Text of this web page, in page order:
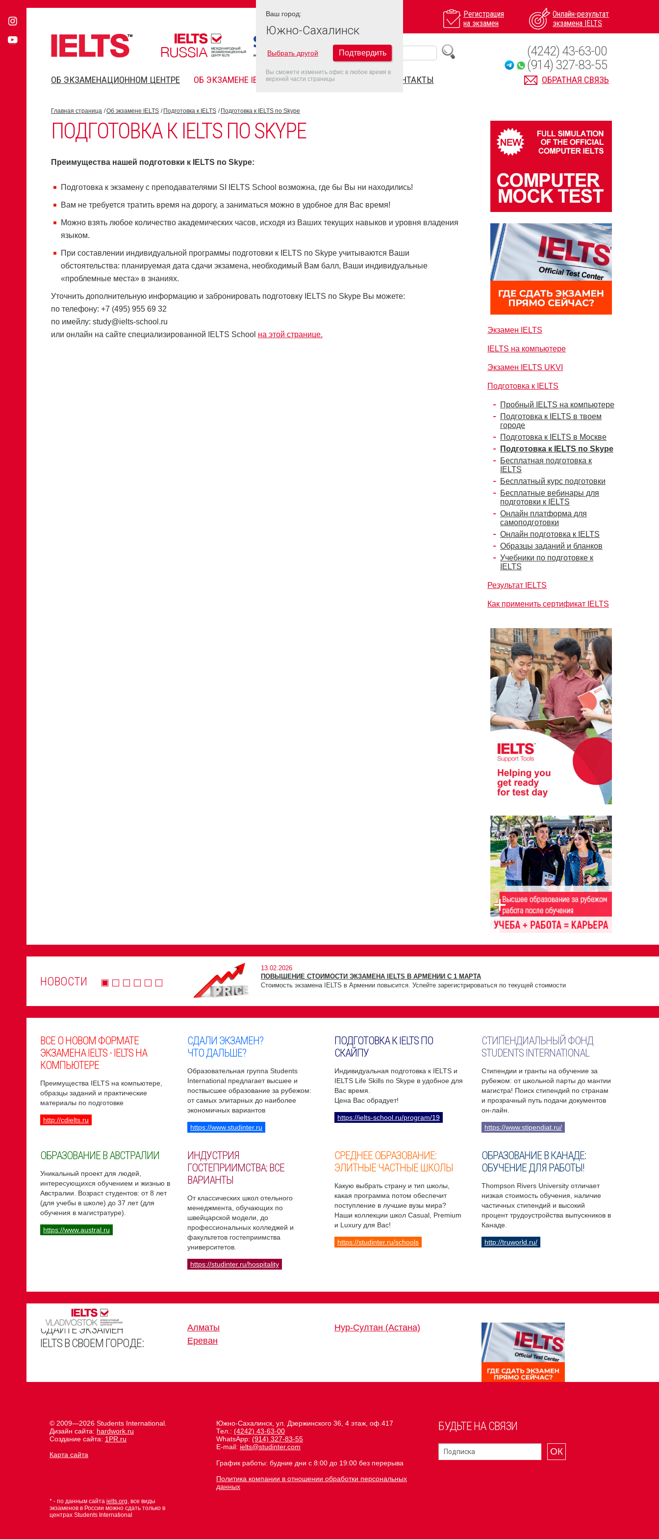
Регистрация
на экзамен
Онлайн-результат
экзамена IELTS
ОБ ЭКЗАМЕНАЦИОННОМ ЦЕНТРЕ ОБ ЭКЗАМЕНЕ IELTS FAQ ДАТЫ IELTS 2022 КОНТАКТЫ ОБРАТНАЯ СВЯЗЬ
(4242) 43-63-00
(914) 327-83-55
Главная страница Об экзамене IELTS Подготовка к IELTS Подготовка к IELTS по Skype
ПОДГОТОВКА К IELTS ПО SKYPE
Преимущества нашей подготовки к IELTS по Skype:
Подготовка к экзамену с преподавателями SI IELTS School возможна, где бы Вы ни находились!
Вам не требуется тратить время на дорогу, а заниматься можно в удобное для Вас время!
Можно взять любое количество академических часов, исходя из Ваших текущих навыков и уровня владения
языком.
При составлении индивидуальной программы подготовки к IELTS по Skype учитываются Ваши
обстоятельства: планируемая дата сдачи экзамена, необходимый Вам балл, Ваши индивидуальные
«проблемные места» в знаниях.
Уточнить дополнительную информацию и забронировать подготовку IELTS по Skype Вы можете:
по телефону: +7 (495) 955 69 32
по имейлу: study@ielts-school.ru
или онлайн на сайте специализированной IELTS School на этой странице.
Экзамен IELTS
IELTS на компьютере
Экзамен IELTS UKVI
Подготовка к IELTS
Пробный IELTS на компьютере
Подготовка к IELTS в твоем
городе
Подготовка к IELTS в Москве
Подготовка к IELTS по Skype
Бесплатная подготовка к
IELTS
Бесплатный курс подготовки
Бесплатные вебинары для
подготовки к IELTS
Онлайн платформа для
самоподготовки
Онлайн подготовка к IELTS
Образцы заданий и бланков
Учебники по подготовке к
IELTS
Результат IELTS
Как применить сертификат IELTS
НОВОСТИ
13.02.2026
ПОВЫШЕНИЕ СТОИМОСТИ ЭКЗАМЕНА IELTS В АРМЕНИИ С 1 МАРТА
Стоимость экзамена IELTS в Армении повысится. Успейте зарегистрироваться по текущей стоимости
ВСЕ О НОВОМ ФОРМАТЕ
ЭКЗАМЕНА IELTS - IELTS НА
КОМПЬЮТЕРЕ
Преимущества IELTS на компьютере,
образцы заданий и практические
материалы по подготовке
http://cdielts.ru
СДАЛИ ЭКЗАМЕН?
ЧТО ДАЛЬШЕ?
Образовательная группа Students
International предлагает высшее и
поствысшее образование за рубежом:
от самых элитарных до наиболее
экономичных вариантов
https://www.studinter.ru
ПОДГОТОВКА К IELTS ПО
СКАЙПУ
Индивидуальная подготовка к IELTS и
IELTS Life Skills по Skype в удобное для
Вас время.
Цена Вас обрадует!
https://ielts-school.ru/program/19
СТИПЕНДИАЛЬНЫЙ ФОНД
STUDENTS INTERNATIONAL
Стипендии и гранты на обучение за
рубежом: от школьной парты до мантии
магистра! Поиск стипендий по странам
и прозрачный путь подачи документов
он-лайн.
https://www.stipendiat.ru/
ОБРАЗОВАНИЕ В АВСТРАЛИИ
Уникальный проект для людей,
интересующихся обучением и жизнью в
Австралии. Возраст студентов: от 8 лет
(для учебы в школе) до 37 лет (для
обучения в магистратуре).
https://www.austral.ru
ИНДУСТРИЯ
ГОСТЕПРИИМСТВА: ВСЕ
ВАРИАНТЫ
От классических школ отельного
менеджмента, обучающих по
швейцарской модели, до
профессиональных колледжей и
факультетов гостеприимства
университетов.
https://studinter.ru/hospitality
СРЕДНЕЕ ОБРАЗОВАНИЕ:
ЭЛИТНЫЕ ЧАСТНЫЕ ШКОЛЫ
Какую выбрать страну и тип школы,
какая программа потом обеспечит
поступление в лучшие вузы мира?
Наши коллекции школ Casual, Premium
и Luxury для Вас!
https://studinter.ru/schools
ОБРАЗОВАНИЕ В КАНАДЕ:
ОБУЧЕНИЕ ДЛЯ РАБОТЫ!
Thompson Rivers University отличает
низкая стоимость обучения, наличие
частичных стипендий и высокий
процент трудоустройства выпускников в
Канаде.
http://truworld.ru/
СДАЙТЕ ЭКЗАМЕН
IELTS В СВОЕМ ГОРОДЕ:
Алматы
Ереван
Нур-Султан (Астана)
БУДЬТЕ НА СВЯЗИ
ОК
Южно-Сахалинск, ул. Дзержинского 36, 4 этаж, оф.417
Тел.: (4242) 43-63-00
WhatsApp: (914) 327-83-55
E-mail: ielts@studinter.com
График работы: будние дни с 8:00 до 19:00 без перерыва
Политика компании в отношении обработки персональных
данных
© 2009—2026 Students International.
Дизайн сайта: hardwork.ru
Создание сайта: 1PR.ru
Карта сайта
* - по данным сайта ielts.org, все виды
экзаменов в России можно сдать только в
центрах Students International
Ваш город:
Южно-Сахалинск
Выбрать другой Подтвердить
Вы сможете изменить офис в любое время в
верхней части страницы